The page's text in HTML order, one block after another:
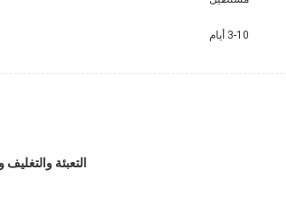
3-10 أيام
التعبئة والتغليف